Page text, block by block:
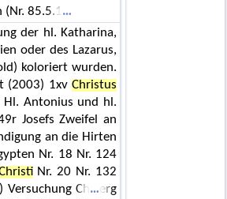
(Nr. 85.5.1
der hl. Katharina,
oder des Lazarus,
koloriert wurden.
(2003) 1xv Christus
Hl. Antonius und hl.
Josefs Zweifel an
an die Hirten
Nr. 18 Nr. 124
Nr. 20 Nr. 132
Ch
erg